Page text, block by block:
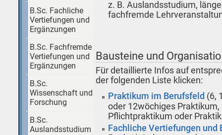
z. B. Auslandsstudium,
fachfremde
Bausteine und
Für detaillierte Infos auf
der folgenden Liste klicken:
Praktikum im Berufsfeld (6,
oder 12wöchiges
Pflichtpraktikum oder
Fachliche Vertiefungen und
B.Sc. Fachliche
Vertiefungen und
Ergänzungen
B.Sc. Fachfremde
Vertiefungen und
Ergänzungen
B.Sc.
Wissenschaft und
Forschung
B.Sc.
Auslandsstudium